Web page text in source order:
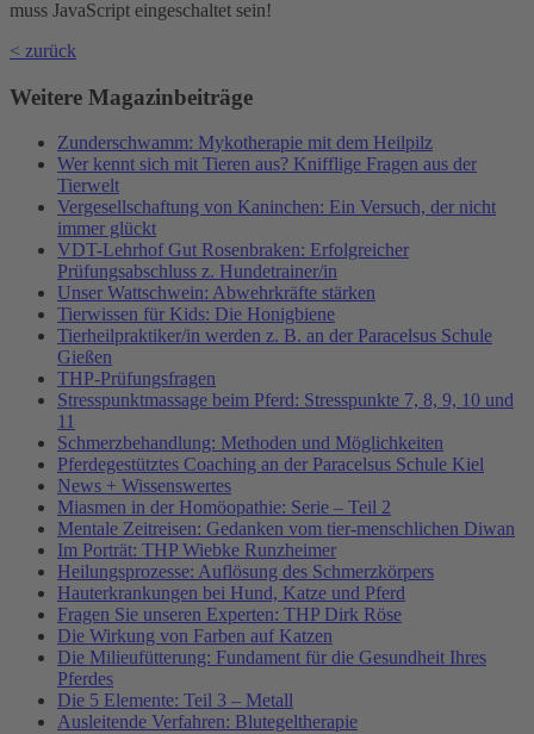
muss JavaScript eingeschaltet sein!
< zurück
Weitere Magazinbeiträge
Zunderschwamm: Mykotherapie mit dem Heilpilz
Wer kennt sich mit Tieren aus? Knifflige Fragen aus der
Tierwelt
Vergesellschaftung von Kaninchen: Ein Versuch, der nicht
immer glückt
VDT-Lehrhof Gut Rosenbraken: Erfolgreicher
Prüfungsabschluss z. Hundetrainer/in
Unser Wattschwein: Abwehrkräfte stärken
Tierwissen für Kids: Die Honigbiene
Tierheilpraktiker/in werden z. B. an der Paracelsus Schule
Gießen
THP-Prüfungsfragen
Stresspunktmassage beim Pferd: Stresspunkte 7, 8, 9, 10 und
11
Schmerzbehandlung: Methoden und Möglichkeiten
Pferdegestütztes Coaching an der Paracelsus Schule Kiel
News + Wissenswertes
Miasmen in der Homöopathie: Serie – Teil 2
Mentale Zeitreisen: Gedanken vom tier-menschlichen Diwan
Im Porträt: THP Wiebke Runzheimer
Heilungsprozesse: Auflösung des Schmerzkörpers
Hauterkrankungen bei Hund, Katze und Pferd
Fragen Sie unseren Experten: THP Dirk Röse
Die Wirkung von Farben auf Katzen
Die Milieufütterung: Fundament für die Gesundheit Ihres
Pferdes
Die 5 Elemente: Teil 3 – Metall
Ausleitende Verfahren: Blutegeltherapie